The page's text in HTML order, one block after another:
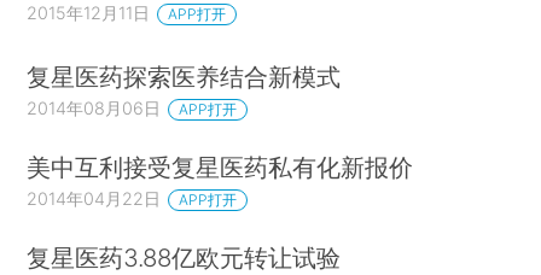
2015年12月11日 APP打开
复星医药探索医养结合新模式
2014年08月06日 APP打开
美中互利接受复星医药私有化新报价
2014年04月22日 APP打开
复星医药3.88亿欧元转让试验